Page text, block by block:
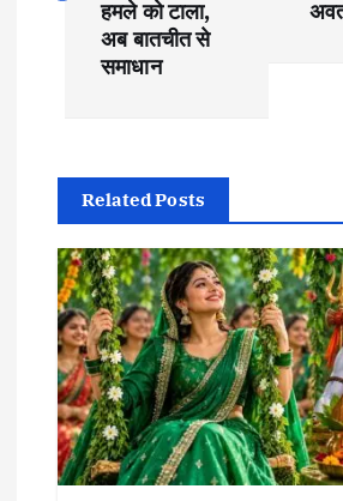
a
v
g
a
t
हमले को टाला,
अब बातचीत से
समाधान
Related Posts